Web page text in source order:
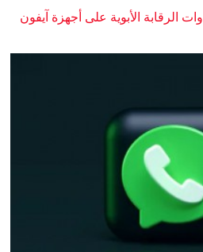
الرقابة الأبوية على أجهزة آيفون